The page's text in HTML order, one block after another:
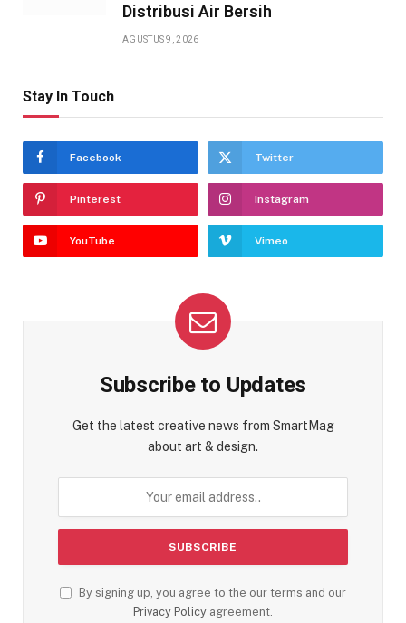
Distribusi Air Bersih
AGUSTUS 9, 2026
Stay In Touch
Facebook Twitter
Pinterest Instagram
YouTube Vimeo
Subscribe to Updates
Get the latest creative news from SmartMag
about art & design.
By signing up, you agree to the our terms and our
Privacy Policy agreement.